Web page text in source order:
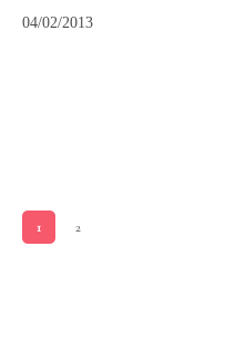
04/02/2013
1 2